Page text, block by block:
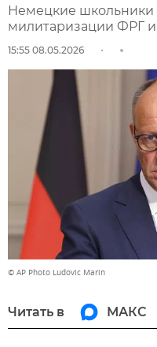
Немецкие
милитаризации ФРГ
15:55 08.05.2026
© AP Photo Ludovic Marin
Читать в МАКС